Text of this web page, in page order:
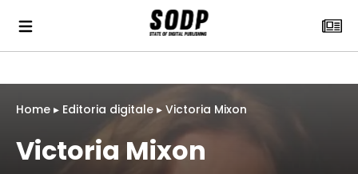
Home ▸ Editoria digitale ▸ Victoria Mixon
Victoria Mixon